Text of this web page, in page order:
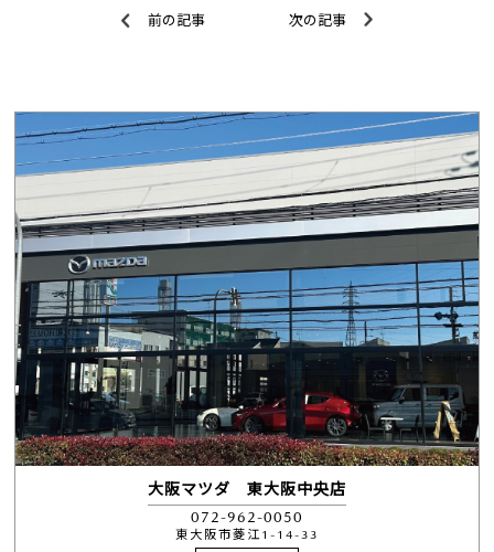
前の記事 次の記事
大阪マツダ 東大阪中央店
072-962-0050
東大阪市菱江1-14-33